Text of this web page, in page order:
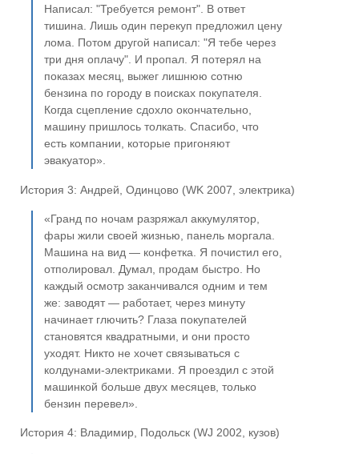
Написал: "Требуется ремонт". В ответ
тишина. Лишь один перекуп предложил цену
лома. Потом другой написал: "Я тебе через
три дня оплачу". И пропал. Я потерял на
показах месяц, выжег лишнюю сотню
бензина по городу в поисках покупателя.
Когда сцепление сдохло окончательно,
машину пришлось толкать. Спасибо, что
есть компании, которые пригоняют
эвакуатор».
История 3: Андрей, Одинцово (WK 2007, электрика)
«Гранд по ночам разряжал аккумулятор,
фары жили своей жизнью, панель моргала.
Машина на вид — конфетка. Я почистил его,
отполировал. Думал, продам быстро. Но
каждый осмотр заканчивался одним и тем
же: заводят — работает, через минуту
начинает глючить? Глаза покупателей
становятся квадратными, и они просто
уходят. Никто не хочет связываться с
колдунами-электриками. Я проездил с этой
машинкой больше двух месяцев, только
бензин перевел».
История 4: Владимир, Подольск (WJ 2002, кузов)